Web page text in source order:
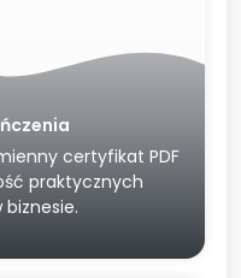
certyfikat PDF
praktycznych
biznesie.